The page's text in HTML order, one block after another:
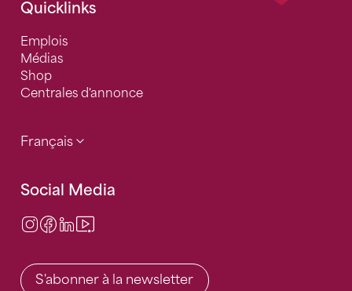
Quicklinks
Emplois
Médias
Shop
Centrales d'annonce
Français
Social Media
Instagram
Facebook
LinkedIn
S'abonner à la newsletter